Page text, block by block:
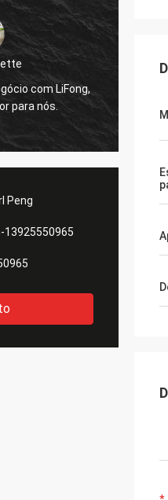
com LiFong,
para nós.
Peng
13925550965